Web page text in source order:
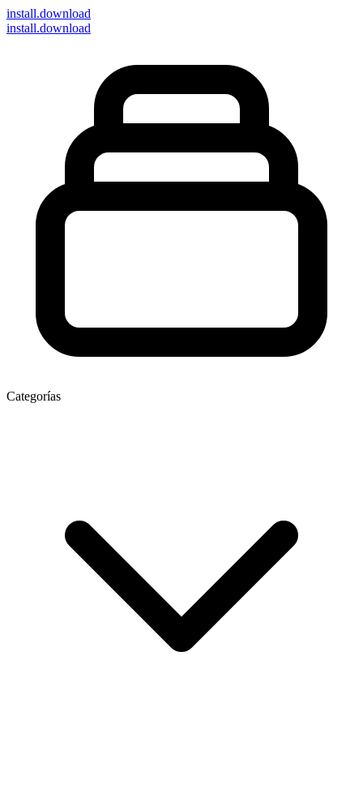
install.download
install.download
Categorías